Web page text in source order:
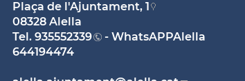
Plaça de l'Ajuntament, 1
08328 Alella
Tel. 935552339
- WhatsAPPAlella
644194474